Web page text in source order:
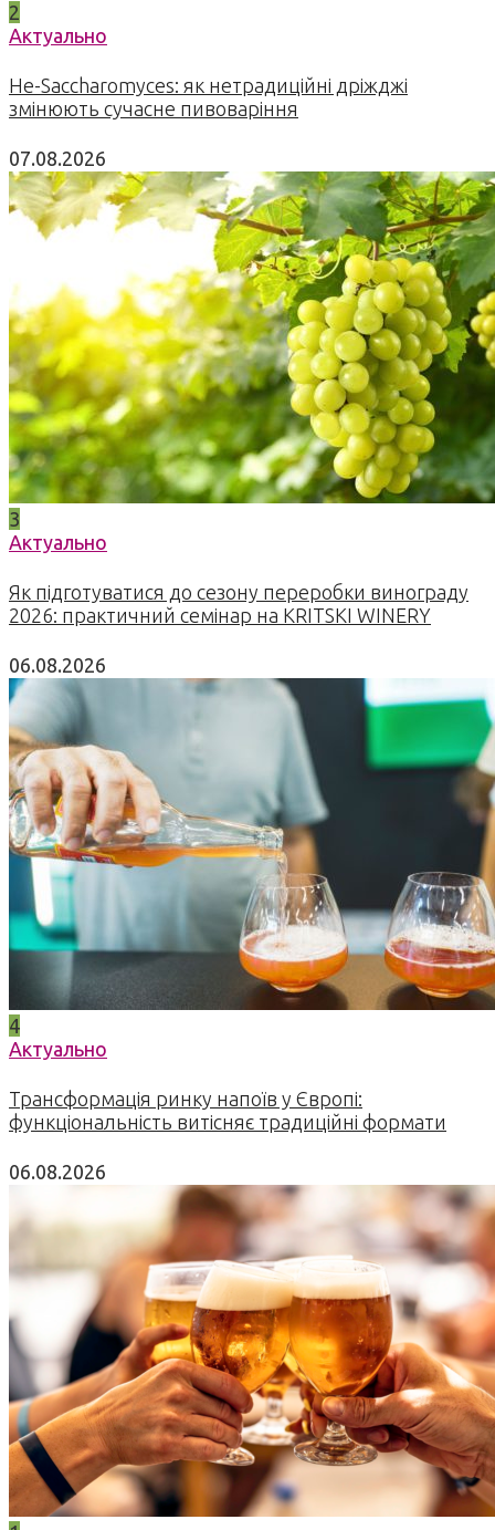
2
Актуально
Не-Saccharomyces: як нетрадиційні дріжджі
змінюють сучасне пивоваріння
07.08.2026
3
Актуально
Як підготуватися до сезону переробки винограду
2026: практичний семінар на KRITSKI WINERY
06.08.2026
4
Актуально
Трансформація ринку напоїв у Європі:
функціональність витісняє традиційні формати
06.08.2026